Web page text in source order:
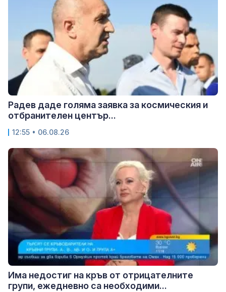
Радев даде голяма заявка за космическия и
отбранителен център...
12:55 • 06.08.26
Има недостиг на кръв от отрицателните
групи, ежедневно са необходими...